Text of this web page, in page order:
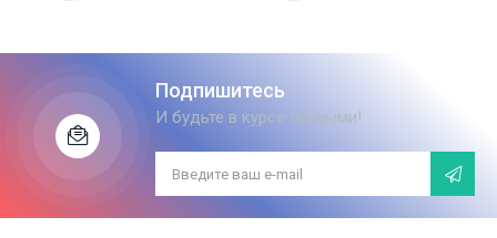
Подпишитесь
И будьте в курсе первыми!